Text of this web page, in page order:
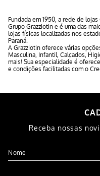
Fundada em 1950, a rede de
Grupo Grazziotin e é uma das
lojas físicas localizadas nos
Paraná.
A Grazziotin oferece várias
Masculina, Infantil, Calçados,
mais! Sua especialidade é
e condições facilitadas com o
Receba nossas